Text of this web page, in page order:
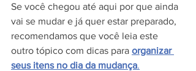
Se você chegou até aqui por que ainda
vai se mudar e já quer estar preparado,
recomendamos que você leia este
outro tópico com dicas para organizar
seus itens no dia da mudança.